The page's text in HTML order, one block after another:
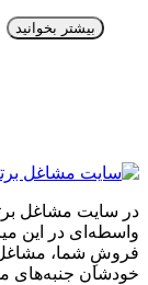
بیشتر بخوانید
در سایت مشاغل
واسطه‌ای در این
فروشِ شما، مشاغل
خودشان جنبه‌های